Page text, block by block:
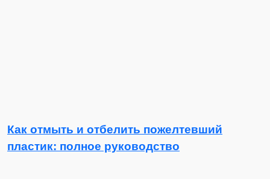
Как отмыть и отбелить пожелтевший
пластик: полное руководство